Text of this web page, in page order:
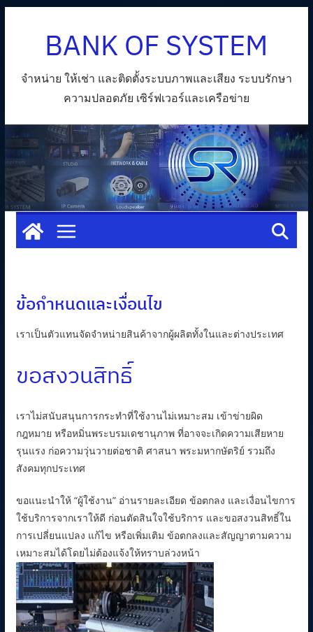
BANK OF SYSTEM
จำหน่าย ให้เช่า และติดตั้งระบบภาพและเสียง ระบบรักษา
ความปลอดภัย เซิร์ฟเวอร์และเครือข่าย
ข้อกำหนดและเงื่อนไข
เราเป็นตัวแทนจัดจำหน่ายสินค้าจากผู้ผลิตทั้งในและต่างประเทศ
ขอสงวนสิทธิ์
เราไม่สนับสนุนการกระทำที่ใช้งานไม่เหมาะสม เข้าข่ายผิด
กฎหมาย หรือหมิ่นพระบรมเดชานุภาพ ที่อาจจะเกิดความเสียหาย
รุนแรง ก่อความวุ่นวายต่อชาติ ศาสนา พระมหากษัตริย์ รวมถึง
สังคมทุกประเทศ
ขอแนะนำให้ “ผู้ใช้งาน” อ่านรายละเอียด ข้อตกลง และเงื่อนไขการ
ใช้บริการจากเราให้ดี ก่อนตัดสินใจใช้บริการ และขอสงวนสิทธิ์ใน
การเปลี่ยนแปลง แก้ไข หรือเพิ่มเติม ข้อตกลงและสัญญาตามความ
เหมาะสมได้โดยไม่ต้องแจ้งให้ทราบล่วงหน้า